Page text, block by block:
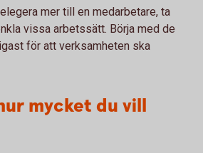
mer till en medarbetare, ta
vissa arbetssätt. Börja med de
för att verksamheten ska
mycket du vill